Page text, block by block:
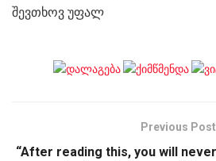
შევთხოვ უფალ
Previous Post
“After reading this, you will